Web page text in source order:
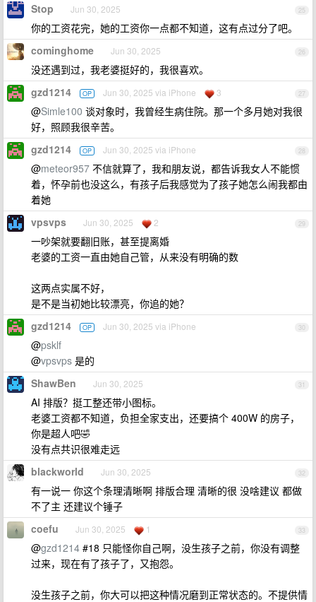
25
Stop Jun 30, 2025
你的工资花完，她的工资你一点都不知道，这有点过分了吧。
26
cominghome Jun 30, 2025
没还遇到过，我老婆挺好的，我很喜欢。
27
gzd1214 OP Jun 30, 2025 via iPhone 3
@Simle100 谈对象时，我曾经生病住院。那一个多月她对我很
好，照顾我很辛苦。
28
gzd1214 OP Jun 30, 2025 via iPhone
@meteor957 不信就算了，我和朋友说，都告诉我女人不能惯
着，怀孕前也没这么，有孩子后我感觉为了孩子她怎么闹我都由
着她
29
vpsvps Jun 30, 2025 2
一吵架就要翻旧账，甚至提离婚
老婆的工资一直由她自己管，从来没有明确的数
这两点实属不好，
是不是当初她比较漂亮，你追的她？
30
gzd1214 OP Jun 30, 2025 via iPhone
@psklf
@vpsvps 是的
31
ShawBen Jun 30, 2025
AI 排版？挺工整还带小图标。
老婆工资都不知道，负担全家支出，还要搞个 400W 的房子，
你是超人吧🤣
没有点共识很难走远
32
blackworld Jun 30, 2025
有一说一 你这个条理清晰啊 排版合理 清晰的很 没啥建议 都做
不了主 还建议个锤子
33
coefu Jun 30, 2025 1
@gzd1214 #18 只能怪你自己啊，没生孩子之前，你没有调整
过来，现在有了孩子了，又抱怨。
没生孩子之前，你大可以把这种情况磨到正常状态的。不提供情